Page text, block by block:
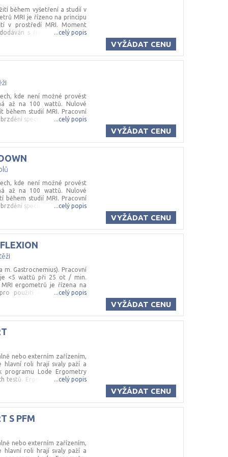
během vyšetření a studií v
MRI je řízeno na principu
v prostředí MRI. Moment
s řídicí jednotkou a
na zeď.MRI ergometr lze
...celý popis
VYŽÁDAT CENU
kde není možné provést
až na 100 wattů. Nulové
studií MRI. Pracovní
speciálně navrženého
za minutu, točivý moment,
kabelem pro
do 3 Tesla
...celý popis
VYŽÁDAT CENU
kde není možné provést
až na 100 wattů. Nulové
studií MRI. Pracovní
speciálně navrženého
otáčky za minutu, točivý
bezpečnostním kabelem
skenner do 3 Tesla
...celý popis
VYŽÁDAT CENU
FLEXION
Gastrocnemius). Pracovní
je <5 wattů při 25 ot / min.
ergometrů je řízena na
pro použití v prostředí MR.
časovač a vzdálenost.
pro upevnění na zeď. MRI
Tesla
...celý popis
VYŽÁDAT CENU
nebo externím zařízením,
hlavní roli hrají svaly paží a
programu Lode Ergometry
testů. Ergometr lze rovněž
...celý popis
VYŽÁDAT CENU
S PFM
nebo externím zařízením,
hlavní roli hrají svaly paží a